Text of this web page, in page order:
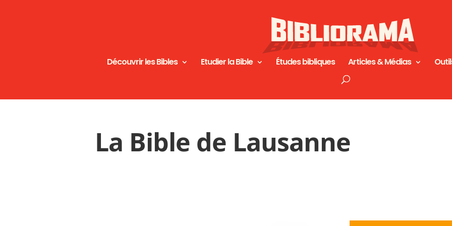
Découvrir les Bibles Etudier la Bible Études bibliques Articles & Médias
La Bible de Lausanne